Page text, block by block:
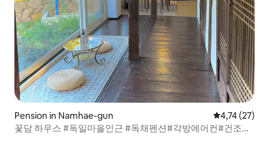
Pension in Namhae-gun Gemiddelde
4,74 (27)
꽃담 하우스 #독일마을인근 #독채펜션#각방에어컨#건조기